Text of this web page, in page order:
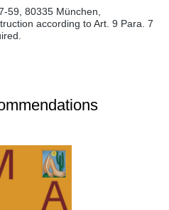
59, 80335 München,
according to Art. 9 Para. 7